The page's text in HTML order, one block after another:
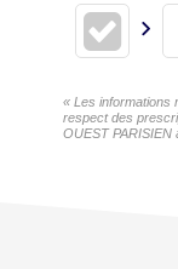
« Les informations
respect des
OUEST PARISIEN